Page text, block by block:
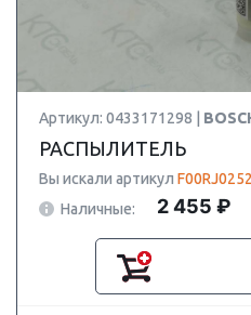
Артикул: 0433171298 |
РАСПЫЛИТЕЛЬ
Вы искали артикул
Наличные:
2 455 ₽